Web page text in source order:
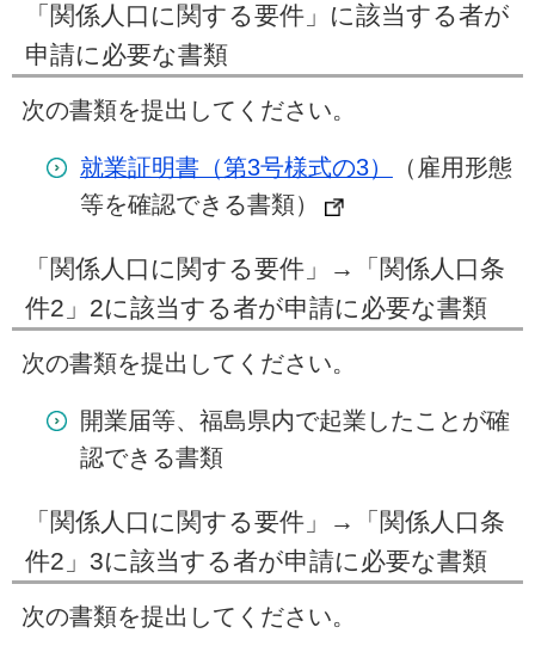
「関係人口に関する要件」に該当する者が
申請に必要な書類
次の書類を提出してください。
就業証明書（第3号様式の3）
（雇用形態
等を確認できる書類）
「関係人口に関する要件」→「関係人口条
件2」2に該当する者が申請に必要な書類
次の書類を提出してください。
開業届等、福島県内で起業したことが確
認できる書類
「関係人口に関する要件」→「関係人口条
件2」3に該当する者が申請に必要な書類
次の書類を提出してください。